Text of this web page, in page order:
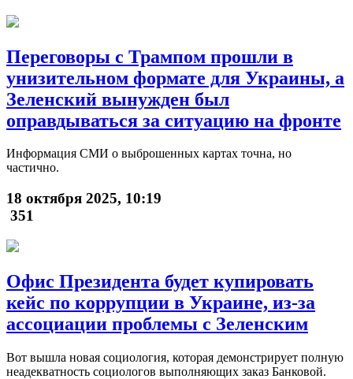
Переговоры с Трампом прошли в
унизительном формате для Украины, а
Зеленский вынужден был
оправдываться за ситуацию на фронте
Информация СМИ о выброшенных картах точна, но
частично.
18 октября 2025, 10:19
351
Офис Президента будет купировать
кейс по коррупции в Украине, из-за
ассоциации проблемы с Зеленским
Вот вышла новая социология, которая демонстрирует полную
неадекватность социологов выполняющих заказ Банковой.